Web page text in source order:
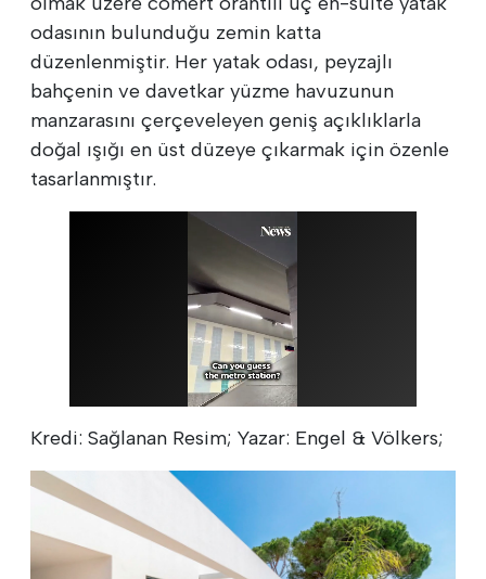
odasının bulunduğu zemin katta
düzenlenmiştir. Her yatak odası, peyzajlı
bahçenin ve davetkar yüzme havuzunun
manzarasını çerçeveleyen geniş açıklıklarla
doğal ışığı en üst düzeye çıkarmak için özenle
tasarlanmıştır.
Kredi: Sağlanan Resim; Yazar: Engel & Völkers;